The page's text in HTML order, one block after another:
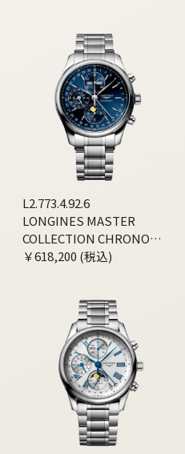
L2.773.4.92.6
LONGINES MASTER
COLLECTION CHRONO
MOONPHASE
￥618,200 (税込)